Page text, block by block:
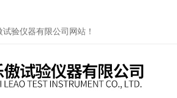
验仪器有限公司网站！